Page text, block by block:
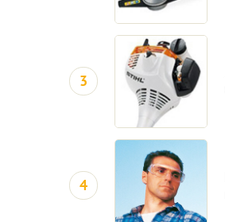
3
4